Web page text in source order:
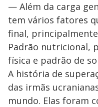
— Além da carga
tem vários fatores
final,
Padrão nutricional,
física e padrão de
A história de
das irmãs
mundo. Elas foram